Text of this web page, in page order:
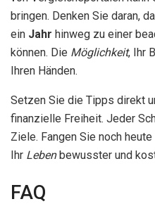
bringen. Denken Sie daran,
ein Jahr hinweg zu einer
können. Die Möglichkeit, Ihr
Ihren Händen.
Setzen Sie die Tipps direkt
finanzielle Freiheit. Jeder
Ziele. Fangen Sie noch
Ihr Lebenbewusster und
FAQ